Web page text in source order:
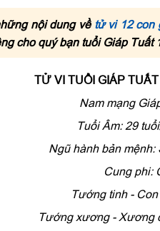
nội dung vềtử vi 12 con
cho quý bạn tuổi Giáp Tuất
TỬ VI TUỔI GIÁP
Nam mạng
Tuổi Âm: 29
Ngũ hành bản
Cung phi:
Tướng tinh -
Tướng xương - Xương